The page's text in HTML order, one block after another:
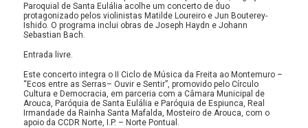
Paroquial de Santa Eulália acolhe um concerto de duo
protagonizado pelos violinistas Matilde Loureiro e Jun Bouterey-
Ishido. O programa inclui obras de Joseph Haydn e Johann
Sebastian Bach.
Entrada livre.
Este concerto integra o II Ciclo de Música da Freita ao Montemuro –
“Ecos entre as Serras– Ouvir e Sentir”, promovido pelo Círculo
Cultura e Democracia, em parceria com a Câmara Municipal de
Arouca, Paróquia de Santa Eulália e Paróquia de Espiunca, Real
Irmandade da Rainha Santa Mafalda, Mosteiro de Arouca, com o
apoio da CCDR Norte, I.P. – Norte Pontual.